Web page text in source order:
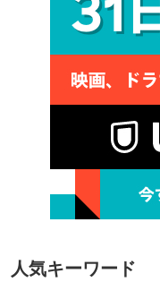
人気キーワード